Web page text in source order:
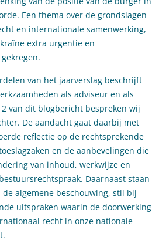
Een thema over de grondslagen
en internationale samenwerking,
extra urgentie en
van het jaarverslag beschrijft
als adviseur en als
van dit blogbericht bespreken wij
De aandacht gaat daarbij met
reflectie op de rechtsprekende
en de aanbevelingen die
van inhoud, werkwijze en
Daarnaast staan
algemene beschouwing, stil bij
uitspraken waarin de doorwerking
recht in onze nationale